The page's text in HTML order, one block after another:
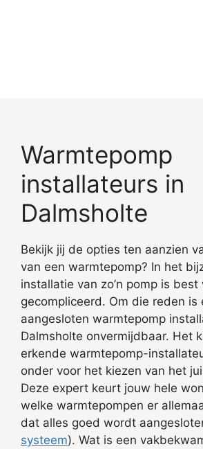
Warmtepomp
installateurs in
Dalmsholte
Bekijk jij de opties ten aanzien
van een warmtepomp? In het
installatie van zo’n pomp is best
gecompliceerd. Om die reden is
aangesloten warmtepomp
Dalmsholte onvermijdbaar. Het
erkende warmtepomp-
onder voor het kiezen van het
Deze expert keurt jouw hele
welke warmtepompen er
dat alles goed wordt
systeem). Wat is een